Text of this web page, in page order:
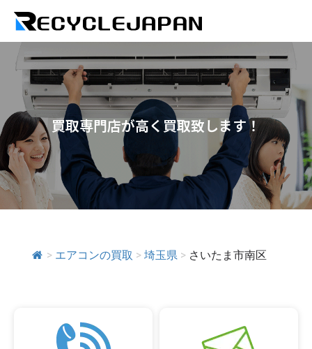
買取専門店が高く買取致します！
> エアコンの買取 > 埼玉県 > さいたま市南区